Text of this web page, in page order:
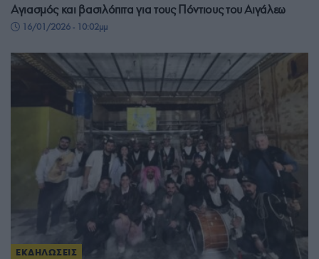
Αγιασμός και βασιλόπιτα για τους Πόντιους του Αιγάλεω
16/01/2026 - 10:02μμ
ΕΚΔΗΛΩΣΕΙΣ